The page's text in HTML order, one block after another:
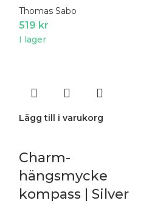
Thomas Sabo
519 kr
I lager
Lägg till i varukorg
Charm-
hängsmycke
kompass | Silver